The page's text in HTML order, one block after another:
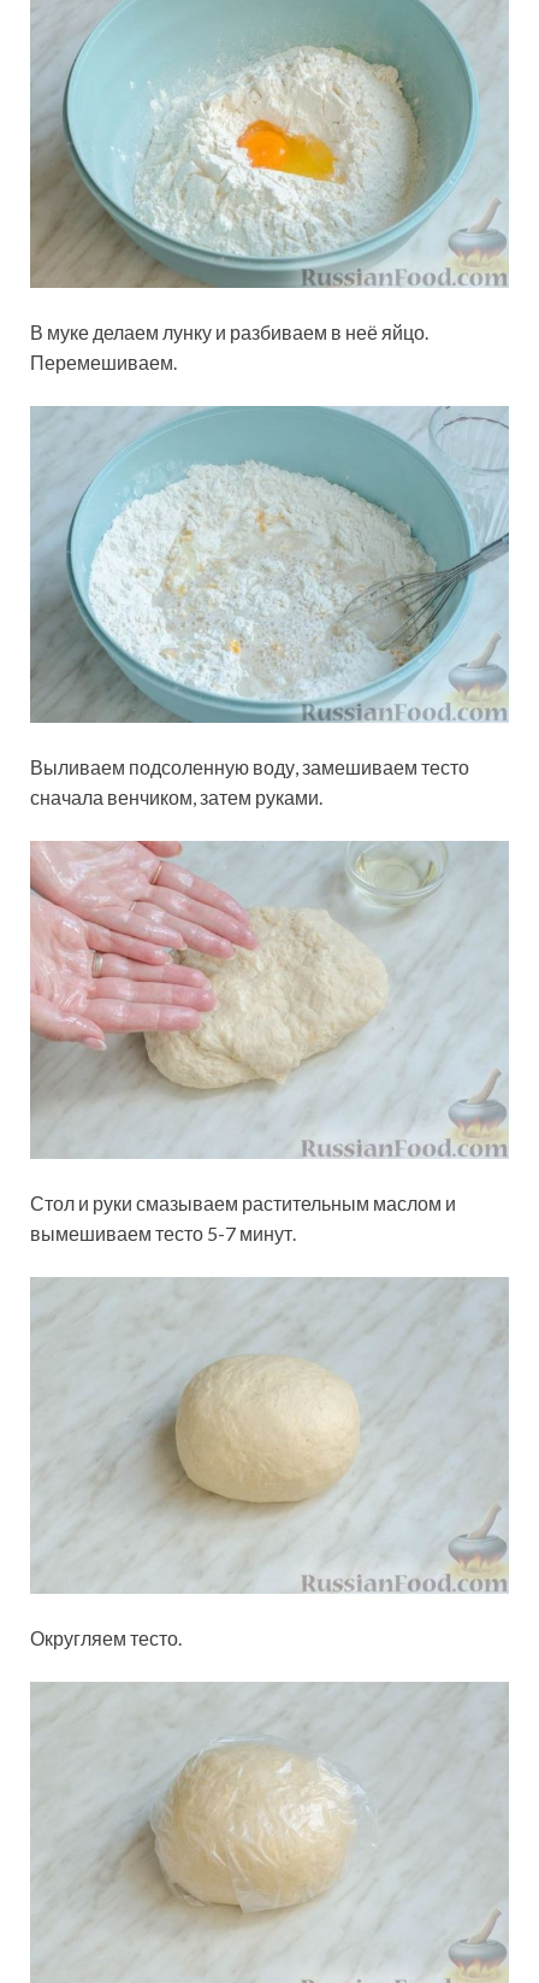
В муке делаем лунку и разбиваем в неё яйцо.
Перемешиваем.
Выливаем подсоленную воду, замешиваем тесто
сначала венчиком, затем руками.
Стол и руки смазываем растительным маслом и
вымешиваем тесто 5-7 минут.
Округляем тесто.